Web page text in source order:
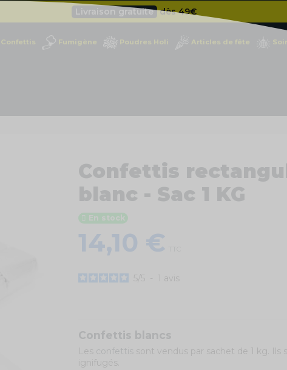
Besoin d'un devis pro ? Cliquez ici
Livraison gratuite
Confettis Fumigène Poudres Holi Articles de fête
Confettis
blanc - Sac 1 KG
En stock
14,10 €
5 5 - 1 avis
Confettis blancs
Les confettis sont vendus par sachet de 1 kg. Ils
ignifugés.